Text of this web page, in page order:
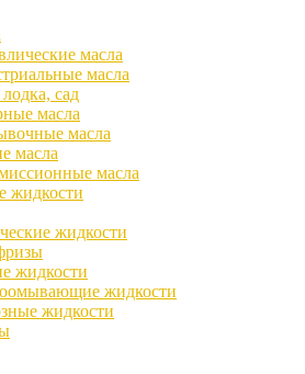
масла
масла
сад
масла
масла
масла
масла
жидкости
жидкости
жидкости
жидкости
жидкости